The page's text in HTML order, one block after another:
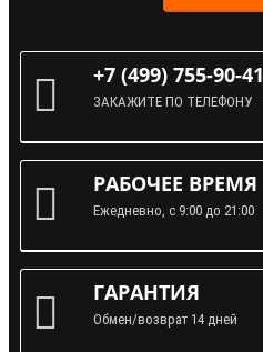
+7 (499) 755-90-41
ЗАКАЖИТЕ ПО ТЕЛЕФОНУ
РАБОЧЕЕ ВРЕМЯ
Ежедневно, с 9:00 до 21:00
ГАРАНТИЯ
Обмен/возврат 14 дней